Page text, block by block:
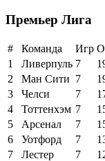
Премьер Лига
# Команда Игр
1
Ливерпуль 7
2
Ман Сити 7
3
Челси 7
4
Тоттенхэм 7
5
Арсенал 7
6
Уотфорд 7
7
Лестер 7